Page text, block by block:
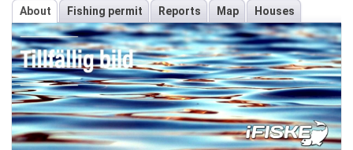
About Fishing permit Reports Map Houses